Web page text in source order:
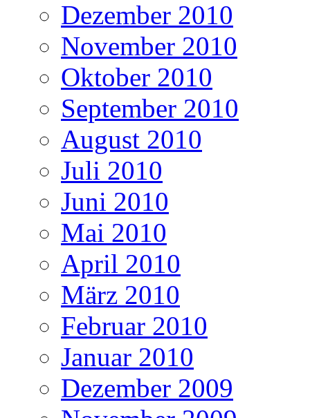
Dezember 2010
November 2010
Oktober 2010
September 2010
August 2010
Juli 2010
Juni 2010
Mai 2010
April 2010
März 2010
Februar 2010
Januar 2010
Dezember 2009